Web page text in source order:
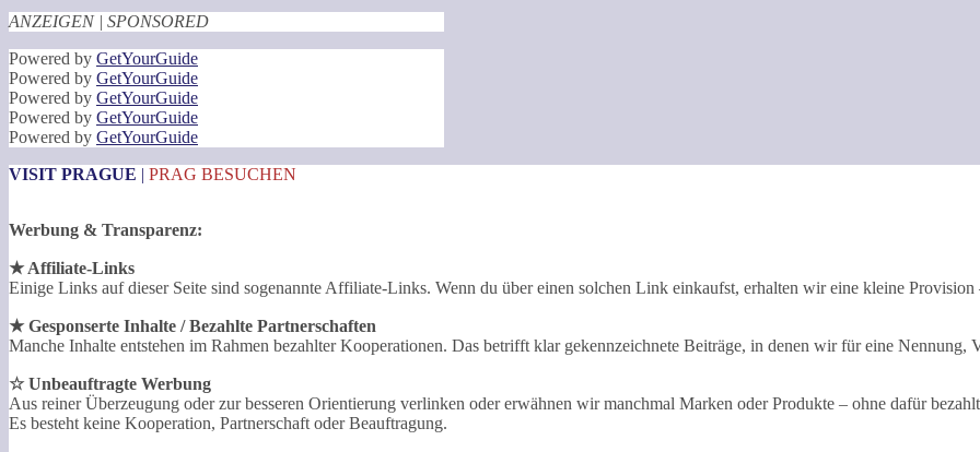
ANZEIGEN | SPONSORED
Powered by GetYourGuide
Powered by GetYourGuide
Powered by GetYourGuide
Powered by GetYourGuide
Powered by GetYourGuide
VISIT PRAGUE | PRAG BESUCHEN
Werbung & Transparenz:
★ Affiliate-Links
Einige Links auf dieser Seite sind sogenannte Affiliate-Links. Wenn du über einen solchen Link einkaufst, erhalten wir eine kleine
★ Gesponserte Inhalte / Bezahlte Partnerschaften
Manche Inhalte entstehen im Rahmen bezahlter Kooperationen. Das betrifft klar gekennzeichnete Beiträge, in denen wir für eine Nennung,
☆ Unbeauftragte Werbung
Aus reiner Überzeugung oder zur besseren Orientierung verlinken oder erwähnen wir manchmal Marken oder Produkte – ohne dafür
Es besteht keine Kooperation, Partnerschaft oder Beauftragung.